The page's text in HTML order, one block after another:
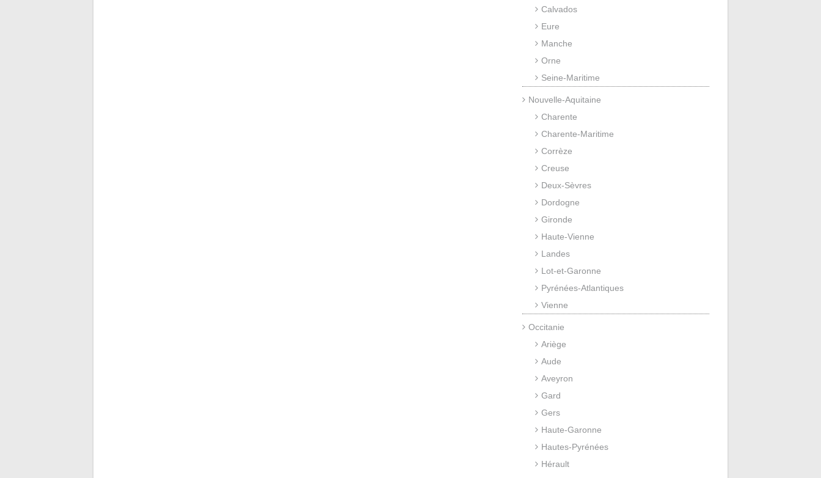
Calvados
Eure
Manche
Orne
Seine-Maritime
Nouvelle-Aquitaine
Charente
Charente-Maritime
Corrèze
Creuse
Deux-Sèvres
Dordogne
Gironde
Haute-Vienne
Landes
Lot-et-Garonne
Pyrénées-Atlantiques
Vienne
Occitanie
Ariège
Aude
Aveyron
Gard
Gers
Haute-Garonne
Hautes-Pyrénées
Hérault